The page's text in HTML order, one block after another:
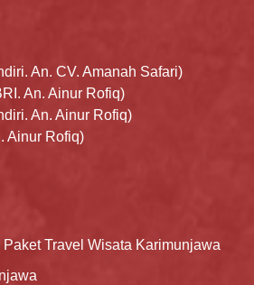
An. CV. Amanah Safari)
An. Ainur Rofiq)
An. Ainur Rofiq)
Ainur Rofiq)
Paket Travel Wisata Karimunjawa